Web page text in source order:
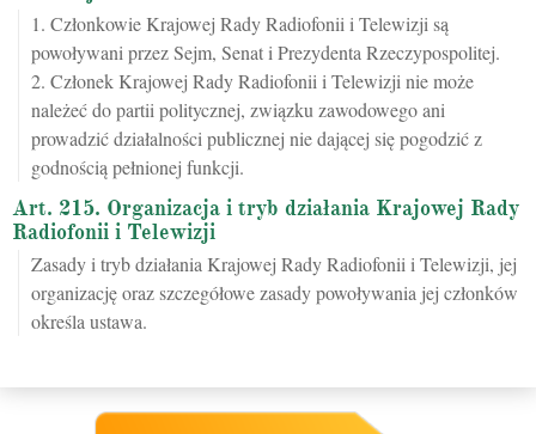
1. Członkowie Krajowej Rady Radiofonii i Telewizji są
powoływani przez Sejm, Senat i Prezydenta Rzeczypospolitej.
2. Członek Krajowej Rady Radiofonii i Telewizji nie może
należeć do partii politycznej, związku zawodowego ani
prowadzić działalności publicznej nie dającej się pogodzić z
godnością pełnionej funkcji.
Art. 215. Organizacja i tryb działania Krajowej Rady
Radiofonii i Telewizji
Zasady i tryb działania Krajowej Rady Radiofonii i Telewizji, jej
organizację oraz szczegółowe zasady powoływania jej członków
określa ustawa.